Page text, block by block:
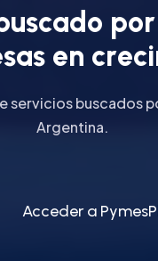
uscado por
sas en creci
servicios buscados
Argentina.
Acceder a